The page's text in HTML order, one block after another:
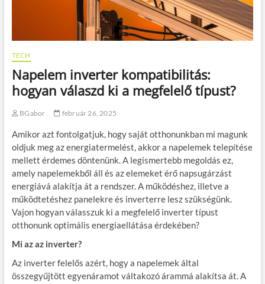
TECH
Napelem inverter kompatibilitás:
hogyan válaszd ki a megfelelő típust?
BGabor február 26, 2025
Amikor azt fontolgatjuk, hogy saját otthonunkban mi magunk
oldjuk meg az energiatermelést, akkor a napelemek telepítése
mellett érdemes döntenünk. A legismertebb megoldás ez,
amely napelemekből áll és az elemeket érő napsugárzást
energiává alakítja át a rendszer. A működéshez, illetve a
működtetéshez panelekre és inverterre lesz szükségünk.
Vajon hogyan válasszuk ki a megfelelő inverter típust
otthonunk optimális energiaellátása érdekében?
Mi az az inverter?
Az inverter felelős azért, hogy a napelemek által
összegyűjtött egyenáramot váltakozó árammá alakítsa át. A